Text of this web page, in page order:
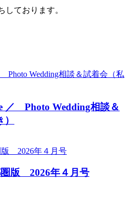
しております。
／ Photo Wedding相談＆
圏版 2026年４月号